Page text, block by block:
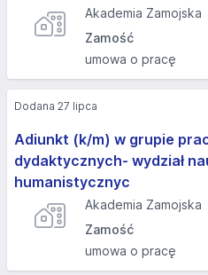
Akademia Zamojska
Zamość
umowa o pracę
Adiunkt (k/m) w grupie
dydaktycznych- wydział
humanistycznyc
Akademia Zamojska
Zamość
umowa o pracę
Dodana 27 lipca